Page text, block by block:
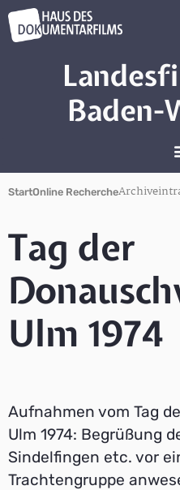
StartOnline Recherche
Tag der
Ulm 1974
Aufnahmen vom Tag
Ulm 1974: Begrüßung
Sindelfingen etc. vor
Trachtengruppe